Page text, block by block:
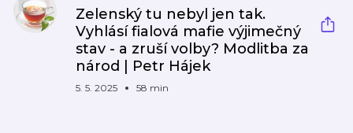
Zelenský tu nebyl jen tak.
Vyhlásí fialová mafie výjimečný
stav - a zruší volby? Modlitba za
národ | Petr Hájek
5. 5. 2025 58 min